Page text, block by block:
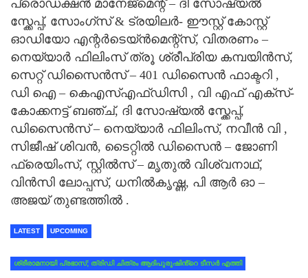
പ്രൊഡക്ഷൻ മാനേജ്മെന്റ് – ദി സോഷ്യൽ
സ്ക്കേപ്പ്, സോംഗ്സ് & ട്രയിലർ- ഈസ്റ്റ് കോസ്റ്റ്
ഓഡിയോ എന്റർടെയ്ൻമെന്റ്സ്, വിതരണം –
നെയ്യാർ ഫിലിംസ് ത്രൂ ശ്രീപ്രിയ കമ്പയിൻസ്,
സെറ്റ് ഡിസൈൻസ് – 401 ഡിസൈൻ ഫാക്ടറി ,
ഡി ഐ – കെഎസ്എഫ്ഡിസി , വി എഫ് എക്സ്-
കോക്കനട്ട് ബഞ്ച്, ദി സോഷ്യൽ സ്ക്കേപ്പ്,
ഡിസൈൻസ് – നെയ്യാർ ഫിലിംസ്, നവീൻ വി ,
സിജീഷ് ശിവൻ, ടൈറ്റിൽ ഡിസൈൻ – ജോണി
ഫ്രെയിംസ്, സ്റ്റിൽസ് – മൃതുൽ വിശ്വനാഥ്,
വിൻസി ലോപ്പസ്, ധനിൽകൃഷ്ണ, പി ആർ ഓ –
അജയ് തുണ്ടത്തിൽ .
LATEST UPCOMING
ശ്രീരാമനായി പ്രഭാസ്; ത്രിഡി ചിത്രം ആദിപുരുഷിൻ്റെ ടീസർ എത്തി